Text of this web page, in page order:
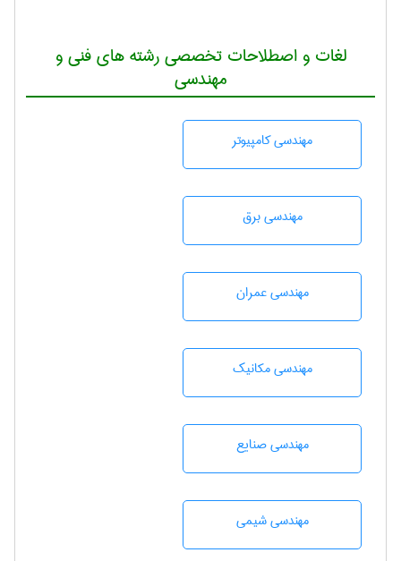
لغات و اصطلاحات تخصصی رشته های فنی و
مهندسی
مهندسی كامپيوتر
مهندسی برق
مهندسی عمران
مهندسی مکانیک
مهندسی صنايع
مهندسي شيمی